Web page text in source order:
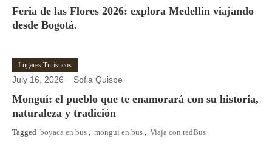
Feria de las Flores 2026: explora Medellín viajando
desde Bogotá.
Lugares Turísticos
July 16, 2026 Sofia Quispe
Monguí: el pueblo que te enamorará con su historia,
naturaleza y tradición
Tagged boyaca en bus , mongui en bus , Viaja con redBus